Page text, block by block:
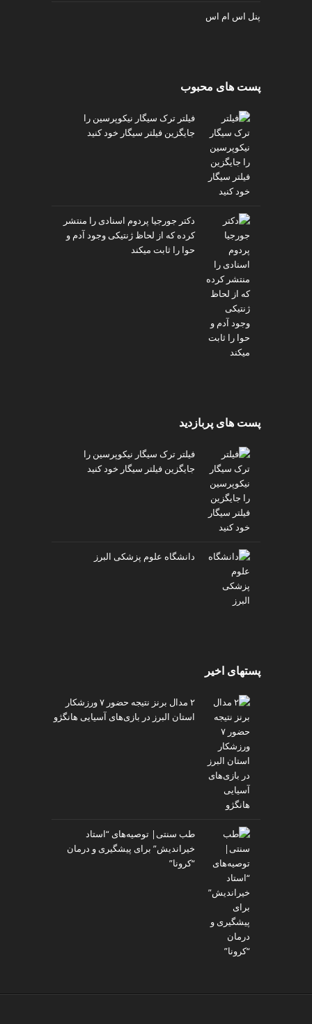
پنل اس ام اس
پست های محبوب
فیلتر ترک سیگار نیکوپرسین را
جایگزین فیلتر سیگار خود کنید
دکتر جورجیا پردوم اسنادی را منتشر
کرده که از لحاظ ژنتیکی وجود آدم و
حوا را ثابت میکند
پست های پربازدید
فیلتر ترک سیگار نیکوپرسین را
جایگزین فیلتر سیگار خود کنید
دانشگاه علوم پزشکی البرز
پستهای اخیر
۲ مدال برنز نتیجه حضور ۷ ورزشکار
استان البرز در بازی‌های آسیایی هانگژو
طب سنتی| توصیه‌‌های “استاد
خیراندیش” برای پیشگیری و درمان
“کرونا”